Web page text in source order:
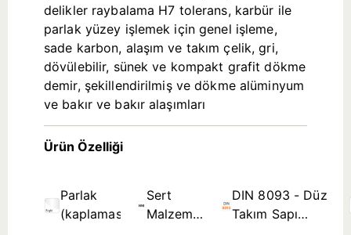
delikler raybalama H7 tolerans, karbür ile
parlak yüzey işlemek için genel işleme,
sade karbon, alaşım ve takım çelik, gri,
dövülebilir, sünek ve kompakt grafit dökme
demir, şekillendirilmiş ve dökme alüminyum
ve bakır ve bakır alaşımları
Ürün Özelliği
Parlak
(kaplamasız)
Sert
Malzeme
DIN 8093 - Düz
Takım Sapı